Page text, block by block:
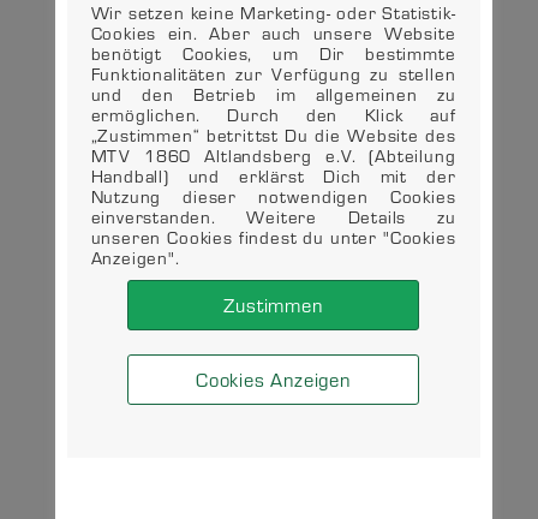
Wir setzen keine Marketing- oder Statistik-
Cookies ein. Aber auch unsere Website
benötigt Cookies, um Dir bestimmte
Funktionalitäten zur Verfügung zu stellen
und den Betrieb im allgemeinen zu
ermöglichen. Durch den Klick auf
„Zustimmen“ betrittst Du die Website des
MTV 1860 Altlandsberg e.V. (Abteilung
Handball) und erklärst Dich mit der
Nutzung dieser notwendigen Cookies
einverstanden. Weitere Details zu
unseren Cookies findest du unter "Cookies
Anzeigen".
Cookies Anzeigen
Zustimmen